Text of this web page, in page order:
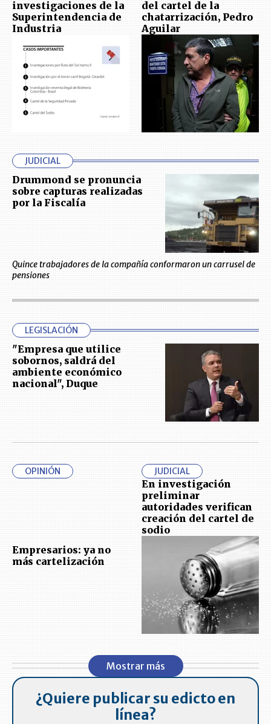
investigaciones de la
Superintendencia de
Industria
del cartel de la
chatarrización, Pedro
Aguilar
JUDICIAL
Drummond se pronuncia
sobre capturas realizadas
por la Fiscalía
Quince trabajadores de la compañía conformaron un carrusel de
pensiones
LEGISLACIÓN
"Empresa que utilice
sobornos, saldrá del
ambiente económico
nacional", Duque
OPINIÓN
Empresarios: ya no
más cartelización
JUDICIAL
En investigación
preliminar
autoridades verifican
creación del cartel de
sodio
Mostrar más
¿Quiere publicar su edicto en
línea?